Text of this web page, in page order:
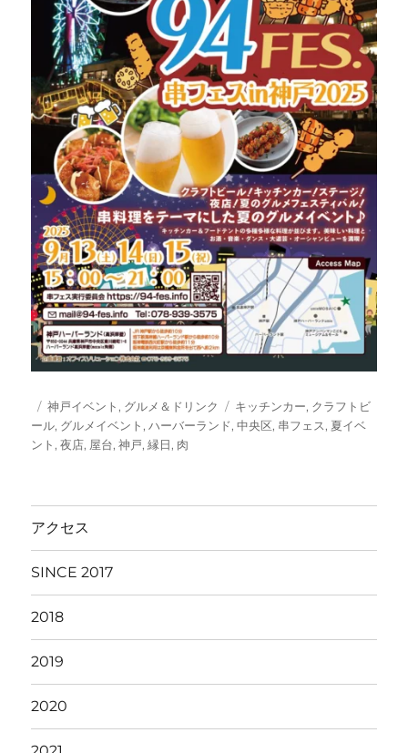
投
稿
日:
カ
テ
ゴ
神戸イベント , グルメ＆ドリンク
タ
グ
キッチンカー, クラフトビ
ール, グルメイベント ,ハーバーランド,中央区, 串フェス, 夏イベ
ント ,夜店, 屋台,神戸,縁日, 肉
アクセス
SINCE 2017
2018
2019
2020